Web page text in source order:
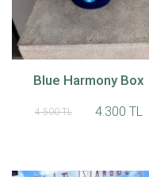
Blue Harmony Box
4.500 TL 4.300 TL